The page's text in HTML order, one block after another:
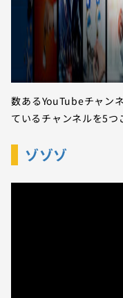
数あるYouTubeチャン
ているチャンネルを5つ
ゾゾゾ